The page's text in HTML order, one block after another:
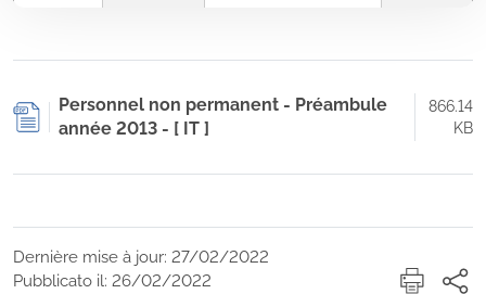
Personnel non permanent - Préambule
année 2013 - [ IT ]
866.14
KB
Dernière mise à jour: 27/02/2022
Pubblicato il: 26/02/2022